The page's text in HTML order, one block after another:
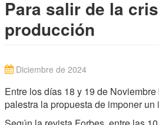
Para salir de la
producción
Diciembre de 2024
Entre los días 18 y 19 de
palestra la propuesta de imponer